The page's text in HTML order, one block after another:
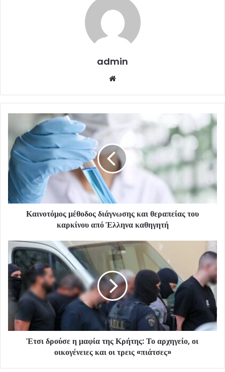
admin
Καινοτόμος μέθοδος διάγνωσης και θεραπείας του
καρκίνου από Έλληνα καθηγητή
Έτσι δρούσε η μαφία της Κρήτης: Το αρχηγείο, οι
οικογένειες και οι τρεις «πιάτσες»